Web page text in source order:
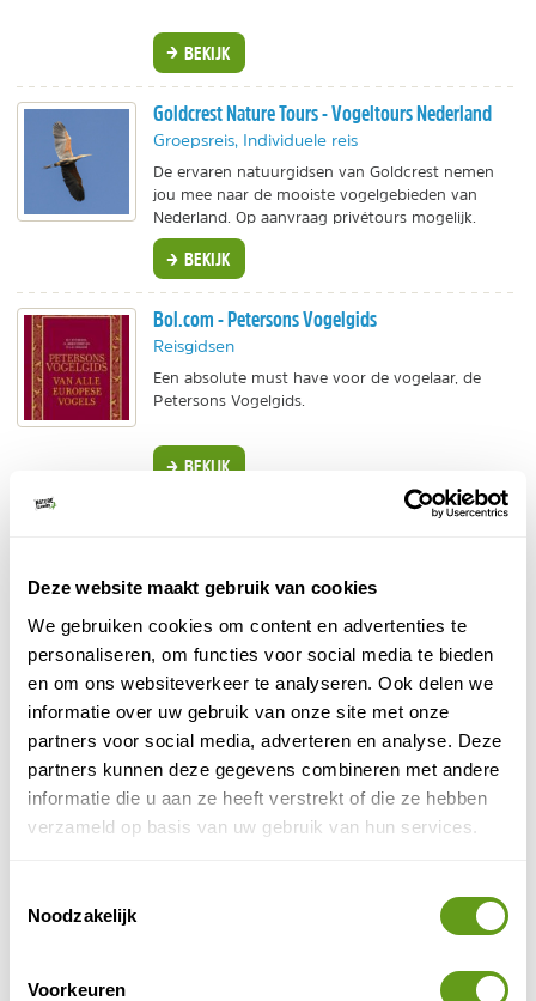
Deze website maakt gebruik van cookies
We gebruiken cookies om content en advertenties te
personaliseren, om functies voor social media te bieden
en om ons websiteverkeer te analyseren. Ook delen we
informatie over uw gebruik van onze site met onze
partners voor social media, adverteren en analyse. Deze
partners kunnen deze gegevens combineren met andere
informatie die u aan ze heeft verstrekt of die ze hebben
verzameld op basis van uw gebruik van hun services.
Noodzakelijk
Voorkeuren
BEKIJK
Goldcrest Nature Tours - Vogeltours Nederland
Groepsreis, Individuele reis
De ervaren natuurgidsen van Goldcrest nemen
jou mee naar de mooiste vogelgebieden van
Nederland. Op aanvraag privétours mogelijk.
BEKIJK
Bol.com - Petersons Vogelgids
Reisgidsen
Een absolute must have voor de vogelaar, de
Petersons Vogelgids.
BEKIJK
Goldcrest Nature Tours - Spechten in Limburg
Dagexcursie in het mooie Limburgse Heuvelland.
zoek naar 5 soorten spechten en andere soorten.
BEKIJK
Goldcrest Nature Tours - Kraanvogelmigratie
Limburg
Groepsreis
Incl. verblijf, maaltijden en 2 bevlogen gidsen.